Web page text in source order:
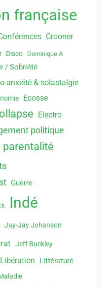
française
Crooner
Disco Dominique A
/ Sobriété
anxiété & solastalgie
Ecosse
Electro
politique
parentalité
Guerre
Indé
Jay-Jay Johanson
Jeff Buckley
Libération Littérature